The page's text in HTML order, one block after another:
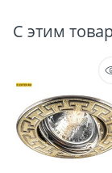
С этим